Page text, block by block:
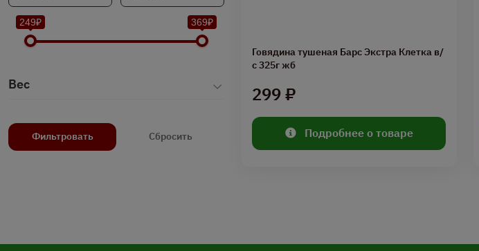
249₽ 369₽
Вес
Фильтровать Сбросить
Говядина тушеная Барс Экстра Клетка в/
с 325г жб
299 ₽
Подробнее о товаре